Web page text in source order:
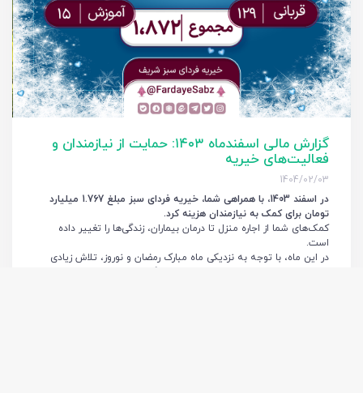
گزارش مالی اسفندماه ۱۴۰۳: حمایت از نیازمندان و
فعالیت‌های خیریه
1404/02/03
در اسفند 1403، با همراهی شما، خیریه فردای سبز مبلغ 1.767 میلیارد
تومان برای کمک به نیازمندان هزینه کرد.
کمک‌های شما از اجاره منزل تا درمان بیماران، زندگی‌ها را تغییر داده
است.
در این ماه، با توجه به نزدیکی ماه مبارک رمضان و نوروز، تلاش زیادی